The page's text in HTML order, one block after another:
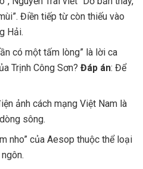
Điền tiếp từ còn thiếu vào
Hải.
có một tấm lòng” là lời ca
Trịnh Công Sơn?Đáp án: Để
ảnh cách mạng Việt Nam là
sông.
nho” của Aesop thuộc thể loại